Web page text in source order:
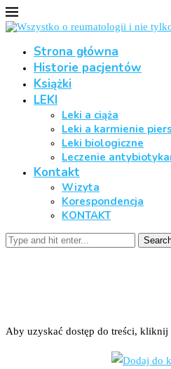
Strona główna
Historie pacjentów
Książki
LEKI
Leki a ciąża
Leki a karmienie
Leki biologiczne
Leczenie
Kontakt
Wizyta
Korespondencja
KONTAKT
Aby uzyskać dostęp do treści,